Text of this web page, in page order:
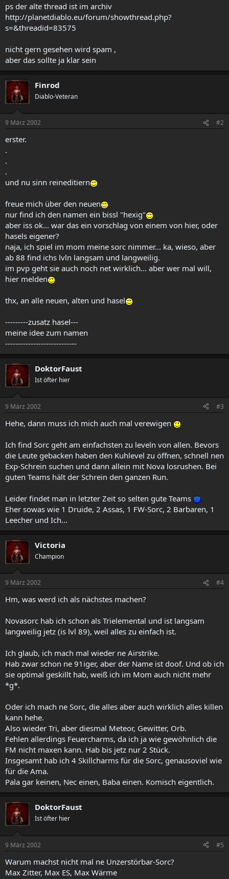
ps der alte thread ist im archiv
http://planetdiablo.eu/forum/showthread.php?
s=&threadid=83575
nicht gern gesehen wird spam ,
aber das sollte ja klar sein
Finrod
Diablo-Veteran
9 März 2002 #2
erster.
.
.
.
und nu sinn reineditiern
freue mich über den neuen
nur find ich den namen ein bissl "hexig"
aber iss ok... war das ein vorschlag von einem von hier, oder
hasels eigener?
naja, ich spiel im mom meine sorc nimmer... ka, wieso, aber
ab 88 find ichs lvln langsam und langweilig.
im pvp geht sie auch noch net wirklich... aber wer mal will,
hier melden
thx, an alle neuen, alten und hasel
---------zusatz hasel---
meine idee zum namen
----------------------------
DoktorFaust
Ist öfter hier
9 März 2002 #3
Hehe, dann muss ich mich auch mal verewigen
Ich find Sorc geht am einfachsten zu leveln von allen. Bevors
die Leute gebacken haben den Kuhlevel zu öffnen, schnell nen
Exp-Schrein suchen und dann allein mit Nova losrushen. Bei
guten Teams hält der Schrein den ganzen Run.
Leider findet man in letzter Zeit so selten gute Teams
Eher sowas wie 1 Druide, 2 Assas, 1 FW-Sorc, 2 Barbaren, 1
Leecher und Ich...
Victoria
Champion
9 März 2002 #4
Hm, was werd ich als nächstes machen?
Novasorc hab ich schon als Trielemental und ist langsam
langweilig jetz (is lvl 89), weil alles zu einfach ist.
Ich glaub, ich mach mal wieder ne Airstrike.
Hab zwar schon ne 91iger, aber der Name ist doof. Und ob ich
sie optimal geskillt hab, weiß ich im Mom auch nicht mehr
*g*.
Oder ich mach ne Sorc, die alles aber auch wirklich alles killen
kann hehe.
Also wieder Tri, aber diesmal Meteor, Gewitter, Orb.
Fehlen allerdings Feuercharms, da ich ja wie gewöhnlich die
FM nicht maxen kann. Hab bis jetz nur 2 Stück.
Insgesamt hab ich 4 Skillcharms für die Sorc, genausoviel wie
für die Ama.
Pala gar keinen, Nec einen, Baba einen. Komisch eigentlich.
DoktorFaust
Ist öfter hier
9 März 2002 #5
Warum machst nicht mal ne Unzerstörbar-Sorc?
Max Zitter, Max ES, Max Wärme